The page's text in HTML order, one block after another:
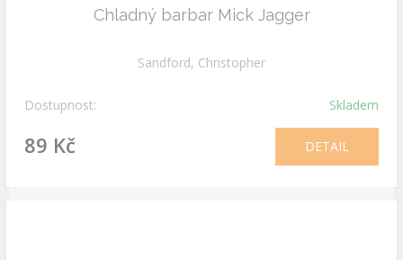
Chladný barbar Mick Jagger
Sandford, Christopher
Dostupnost: Skladem
89 Kč DETAIL